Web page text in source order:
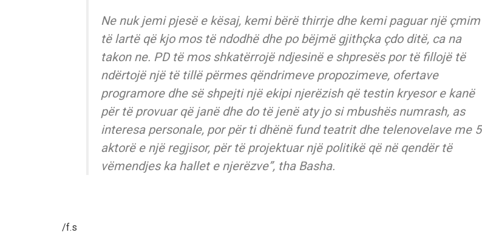
Ne nuk jemi pjesë e kësaj, kemi bërë thirrje dhe kemi paguar një çmim
të lartë që kjo mos të ndodhë dhe po bëjmë gjithçka çdo ditë, ca na
takon ne. PD të mos shkatërrojë ndjesinë e shpresës por të fillojë të
ndërtojë një të tillë përmes qëndrimeve propozimeve, ofertave
programore dhe së shpejti një ekipi njerëzish që testin kryesor e kanë
për të provuar që janë dhe do të jenë aty jo si mbushës numrash, as
interesa personale, por për ti dhënë fund teatrit dhe telenovelave me 5
aktorë e një regjisor, për të projektuar një politikë që në qendër të
vëmendjes ka hallet e njerëzve”, tha Basha.
/f.s